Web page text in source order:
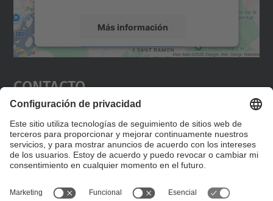
Más información
Aceptar
powered by
Contacto
Editad en la página "Contacto personalizado", que
encontraréis en la raíz de español, vuestros datos
personalizados de contacto.
Formulario de contacto